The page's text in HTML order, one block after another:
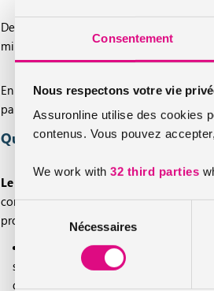
Consentement
Nous respectons votre vie
Assuronline utilise des cookies
contenus. Vous pouvez
We work with 32 third parties
Sélection
du
consentement
Nécessaires
De plus, un concessionnaire s’occupe
minéralogiques. Pour finir, il facilite le
En revanche, vous devez être patient si
parfois plus. Si vous avez besoin
Quels sont les financements
Le prix d’une voiture sans permis neuve
conséquent, son acquisition représente
proposent des solutions de financements :
Recourir à un crédit auto
: à
sans permis. Dans ce cas, vous devez
des crédits, à vous de comparer les